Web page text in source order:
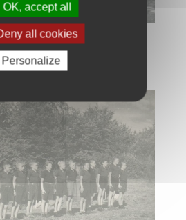
fête annuelle de
1950)
OK, accept all
all cookies
Personalize